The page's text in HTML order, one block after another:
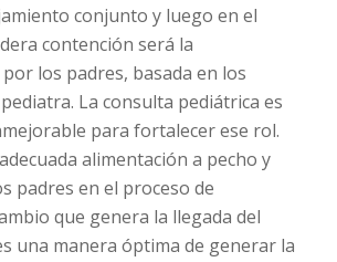
conjunto y luego en el
contención será la
los padres, basada en los
La consulta pediátrica es
para fortalecer ese rol.
alimentación a pecho y
padres en el proceso de
que genera la llegada del
una manera óptima de generar la